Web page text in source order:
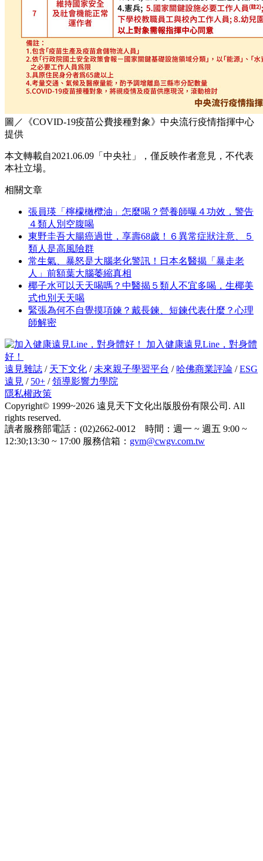
圖／《COVID-19疫苗公費接種對象》中央流行疫情指揮中心
提供
本文轉載自2021.06.09 「中央社」， 僅反映作者意見，不代表
本社立場。
相關文章
張員瑛「檸檬橄欖油」怎麼喝？營養師曝４功效，警告
４類人別空腹喝
東野圭吾大腸癌過世，享壽68歲！６異常症狀注意、５
類人是高風險群
常生氣、暴怒是大腦老化警訊！日本名醫揭「暴走老
人」前額葉大腦萎縮真相
椰子水可以天天喝嗎？中醫揭５類人不宜多喝，生椰美
式也別天天喝
緊張為何不自覺摸項鍊？戴長鍊、短鍊代表什麼？心理
師解密
加入健康遠見Line，對身體
好！
遠見雜誌 / 天下文化 / 未來親子學習平台 / 哈佛商業評論 /ESG
遠見 / 50+ /領導影響力學院
隱私權政策
Copyright© 1999~2026 遠見天下文化出版股份有限公司. All
rights reserved.
讀者服務部電話：(02)2662-0012 時間：週一 ~ 週五 9:00 ~
12:30;13:30 ~ 17:00 服務信箱： gvm@cwgv.com.tw